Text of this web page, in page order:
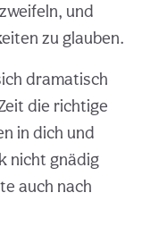
und
zu glauben.
dramatisch
die richtige
in dich und
nicht gnädig
auch nach